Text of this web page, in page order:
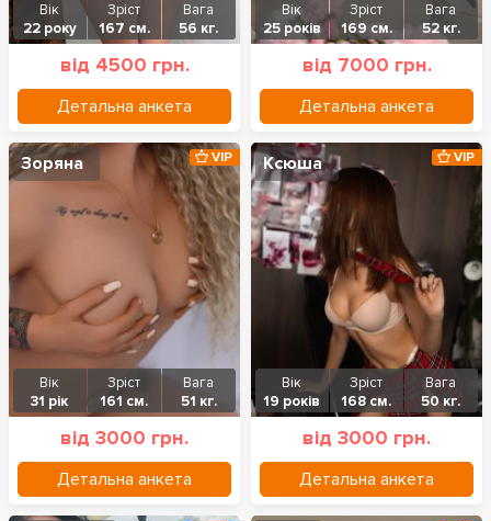
Вік
22 року
Зріст
167 см.
Вага
56 кг.
від 4500 грн.
Детальна анкета
Вік
25 років
Зріст
169 см.
Вага
52 кг.
від 7000 грн.
Детальна анкета
Зоряна
Вік
31 рік
Зріст
161 см.
Вага
51 кг.
від 3000 грн.
Детальна анкета
VIP Ксюша
Вік
19 років
Зріст
168 см.
Вага
50 кг.
від 3000 грн.
Детальна анкета
VIP